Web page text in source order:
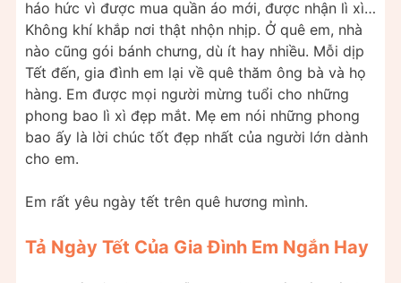
háo hức vì được mua quần áo mới, được nhận lì xì…
Không khí khắp nơi thật nhộn nhịp. Ở quê em, nhà
nào cũng gói bánh chưng, dù ít hay nhiều. Mỗi dịp
Tết đến, gia đình em lại về quê thăm ông bà và họ
hàng. Em được mọi người mừng tuổi cho những
phong bao lì xì đẹp mắt. Mẹ em nói những phong
bao ấy là lời chúc tốt đẹp nhất của người lớn dành
cho em.
Em rất yêu ngày tết trên quê hương mình.
Tả Ngày Tết Của Gia Đình Em Ngắn Hay